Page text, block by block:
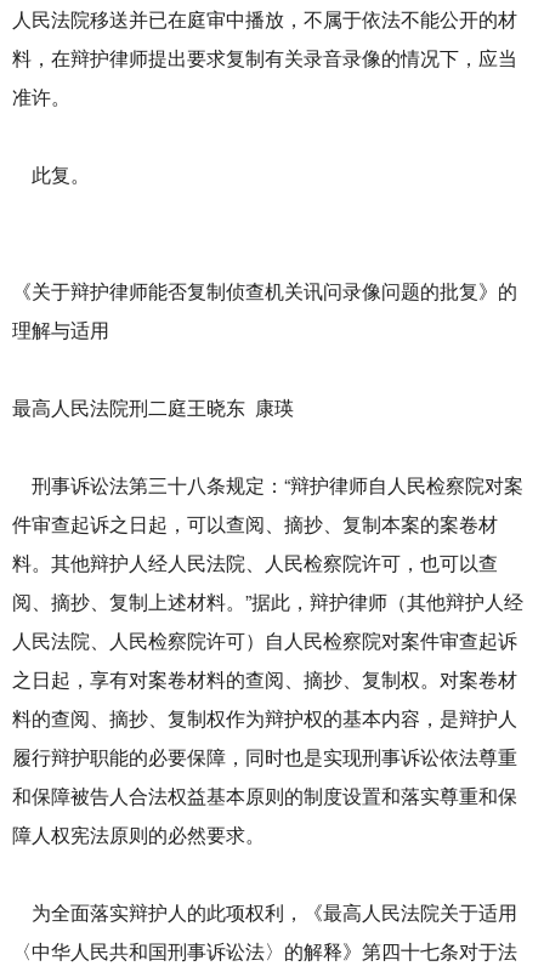
人民法院移送并已在庭审中播放，不属于依法不能公开的材
料，在辩护律师提出要求复制有关录音录像的情况下，应当
准许。
此复。
《关于辩护律师能否复制侦查机关讯问录像问题的批复》的
理解与适用
最高人民法院刑二庭王晓东 康瑛
刑事诉讼法第三十八条规定：“辩护律师自人民检察院对案
件审查起诉之日起，可以查阅、摘抄、复制本案的案卷材
料。其他辩护人经人民法院、人民检察院许可，也可以查
阅、摘抄、复制上述材料。”据此，辩护律师（其他辩护人经
人民法院、人民检察院许可）自人民检察院对案件审查起诉
之日起，享有对案卷材料的查阅、摘抄、复制权。对案卷材
料的查阅、摘抄、复制权作为辩护权的基本内容，是辩护人
履行辩护职能的必要保障，同时也是实现刑事诉讼依法尊重
和保障被告人合法权益基本原则的制度设置和落实尊重和保
障人权宪法原则的必然要求。
为全面落实辩护人的此项权利，《最高人民法院关于适用
〈中华人民共和国刑事诉讼法〉的解释》第四十七条对于法